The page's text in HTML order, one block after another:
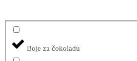
Boje za čokoladu